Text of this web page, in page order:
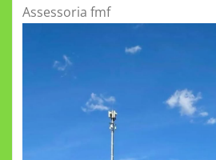
Assessoria fmf